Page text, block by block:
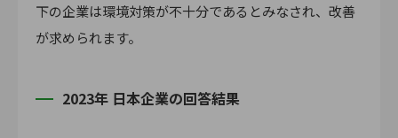
下の企業は環境対策が不十分であるとみなされ、改善
が求められます。
2023年 日本企業の回答結果